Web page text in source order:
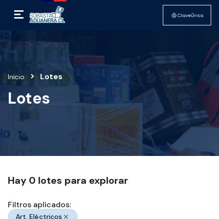
Inicio Lotes
Lotes
Hay 0 lotes para explorar
Filtros aplicados:
Art. Eléctricos